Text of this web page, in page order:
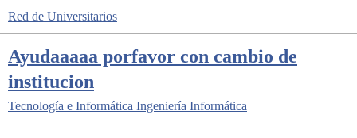
Red de Universitarios
Ayudaaaaa porfavor con cambio de
institucion
Tecnología e Informática Ingeniería Informática